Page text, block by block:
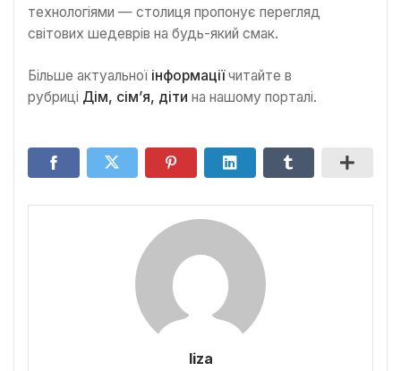
технологіями — столиця пропонує перегляд
світових шедеврів на будь-який смак.
Більше актуальної інформаціїчитайте в
рубриці Дім, сім’я, діти на нашому порталі.
liza